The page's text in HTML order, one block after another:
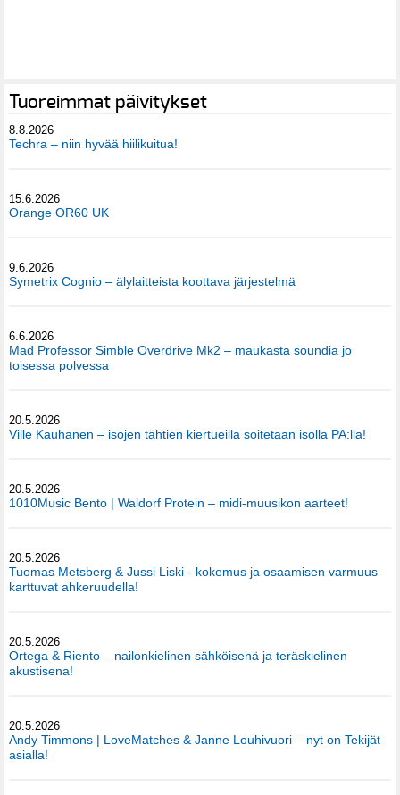
Tuoreimmat päivitykset
8.8.2026
Techra – niin hyvää hiilikuitua!
15.6.2026
Orange OR60 UK
9.6.2026
Symetrix Cognio – älylaitteista koottava järjestelmä
6.6.2026
Mad Professor Simble Overdrive Mk2 – maukasta soundia jo
toisessa polvessa
20.5.2026
Ville Kauhanen – isojen tähtien kiertueilla soitetaan isolla PA:lla!
20.5.2026
1010Music Bento | Waldorf Protein – midi-muusikon aarteet!
20.5.2026
Tuomas Metsberg & Jussi Liski - kokemus ja osaamisen varmuus
karttuvat ahkeruudella!
20.5.2026
Ortega & Riento – nailonkielinen sähköisenä ja teräskielinen
akustisena!
20.5.2026
Andy Timmons | LoveMatches & Janne Louhivuori – nyt on Tekijät
asialla!